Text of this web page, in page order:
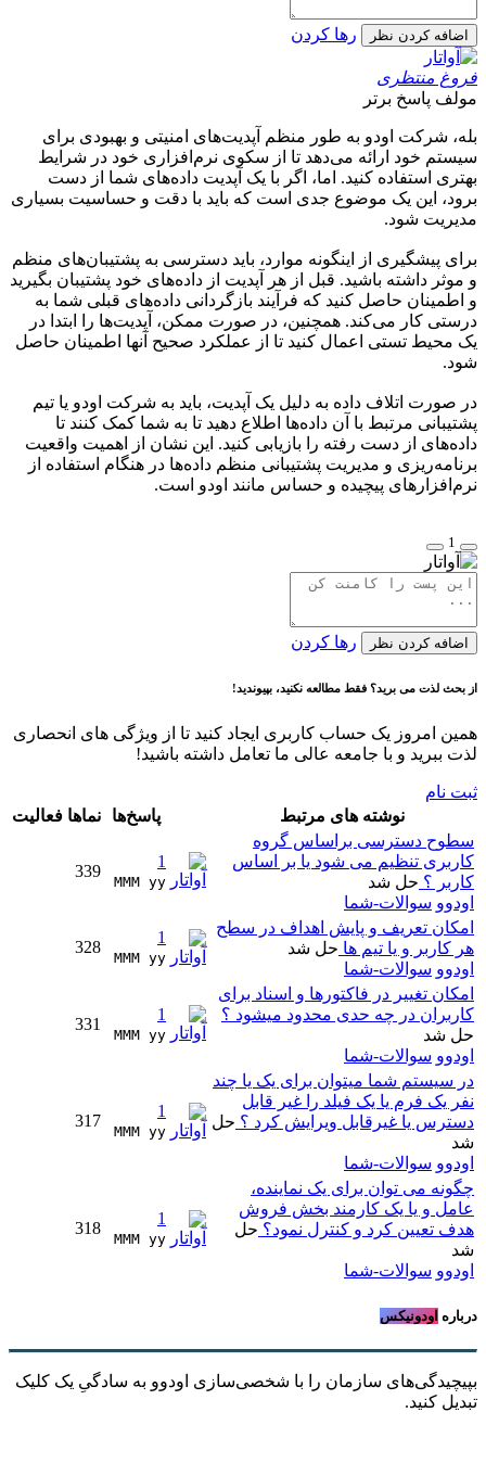
اضافه کردن نظر رها کردن
فروغ منتظری
مولف پاسخ برتر
بله، شرکت اودو به طور منظم آپدیت‌های امنیتی و بهبودی برای
سیستم خود ارائه می‌دهد تا از سکوی نرم‌افزاری خود در شرایط
بهتری استفاده کنید. اما، اگر با یک آپدیت داده‌های شما از دست
برود، این یک موضوع جدی است که باید با دقت و حساسیت بسیاری
مدیریت شود.
برای پیشگیری از اینگونه موارد، باید دسترسی به پشتیبان‌های منظم
و موثر داشته باشید. قبل از هر آپدیت از داده‌های خود پشتیبان بگیرید
و اطمینان حاصل کنید که فرآیند بازگردانی داده‌های قبلی شما به
درستی کار می‌کند. همچنین، در صورت ممکن، آپدیت‌ها را ابتدا در
یک محیط تستی اعمال کنید تا از عملکرد صحیح آنها اطمینان حاصل
شود.
در صورت اتلاف داده به دلیل یک آپدیت، باید به شرکت اودو یا تیم
پشتیبانی مرتبط با آن داده‌ها اطلاع دهید تا به شما کمک کنند تا
داده‌های از دست رفته را بازیابی کنید. این نشان از اهمیت واقعیت
برنامه‌ریزی و مدیریت پشتیبانی منظم داده‌ها در هنگام استفاده از
نرم‌افزارهای پیچیده و حساس مانند اودو است.
1
اضافه کردن نظر رها کردن
از بحث لذت می برید؟ فقط مطالعه نکنید، بپیوندید!
همین امروز یک حساب کاربری ایجاد کنید تا از ویژگی های انحصاری
لذت ببرید و با جامعه عالی ما تعامل داشته باشید!
ثبت نام
نوشته های مرتبط
پاسخ‌ها نماها فعالیت
سطوح دسترسی براساس گروه
کاربری تنظیم می شود یا بر اساس
کاربر ؟ حل شد
اودوو سوالات-شما
1
MMM yy
339
امکان تعریف و پایش اهداف در سطح
هر کاربر و یا تیم ها حل شد
اودوو سوالات-شما
1
MMM yy
328
امکان تغییر در فاکتورها و اسناد برای
کاربران در چه حدی محدود میشود ؟
حل شد
اودوو سوالات-شما
1
MMM yy
331
در سیستم شما میتوان برای یک یا چند
نفر یک فرم یا یک فیلد را غیر قابل
دسترس یا غیرقابل ویرایش کرد ؟ حل
شد
اودوو سوالات-شما
1
MMM yy
317
چگونه می توان برای یک نماینده،
عامل و یا یک کارمند بخش فروش
هدف تعیین کرد و کنترل نمود؟ حل
شد
اودوو سوالات-شما
1
MMM yy
318
درباره اودونیکس
بپیچیدگی‌های سازمان را با شخصی‌سازی اودوو به سادگیِ یک کلیک
تبدیل کنید.